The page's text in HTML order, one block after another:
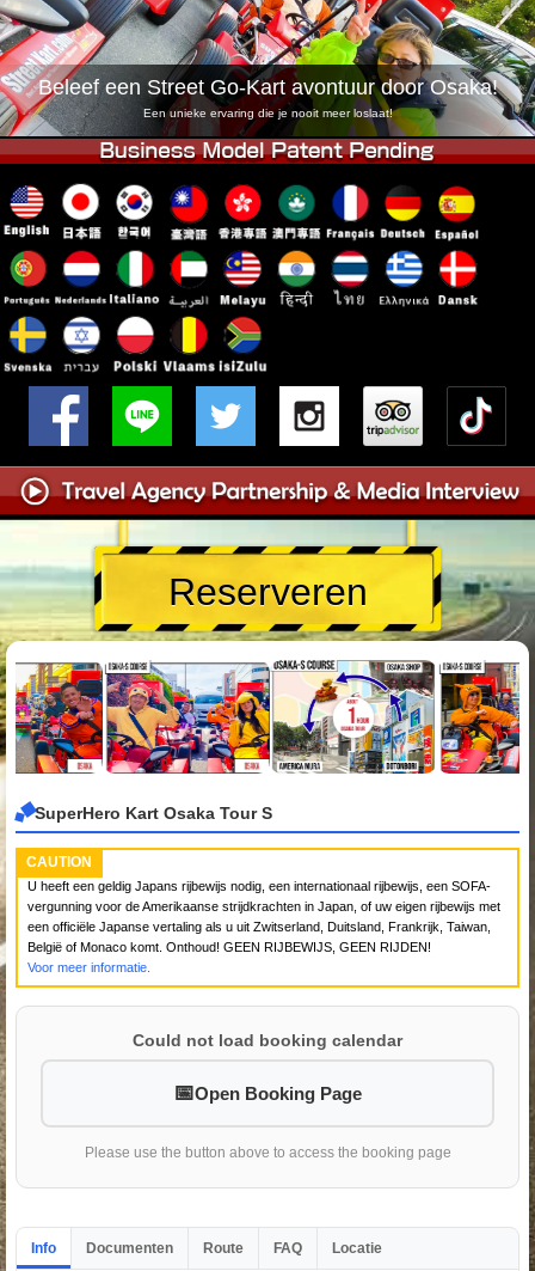
Tokio Akihabara#2 Tokio Shibuya
Tokio Shibuya Annex Tokio Baai
Tokio Asakusa Osaka
Okinawa
Beleef een Street Go-Kart avontuur door Osaka!
Een unieke ervaring die je nooit meer loslaat!
Reserveren
SuperHero Kart Osaka Tour S
CAUTION
U heeft een geldig Japans rijbewijs nodig, een internationaal rijbewijs, een SOFA-
vergunning voor de Amerikaanse strijdkrachten in Japan, of uw eigen rijbewijs met
een officiële Japanse vertaling als u uit Zwitserland, Duitsland, Frankrijk, Taiwan,
België of Monaco komt. Onthoud! GEEN RIJBEWIJS, GEEN RIJDEN!
Voor meer informatie.
Could not load booking calendar
Open Booking Page
Please use the button above to access the booking page
Info Documenten Route FAQ Locatie